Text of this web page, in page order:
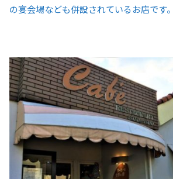
の宴会場なども併設されているお店です。